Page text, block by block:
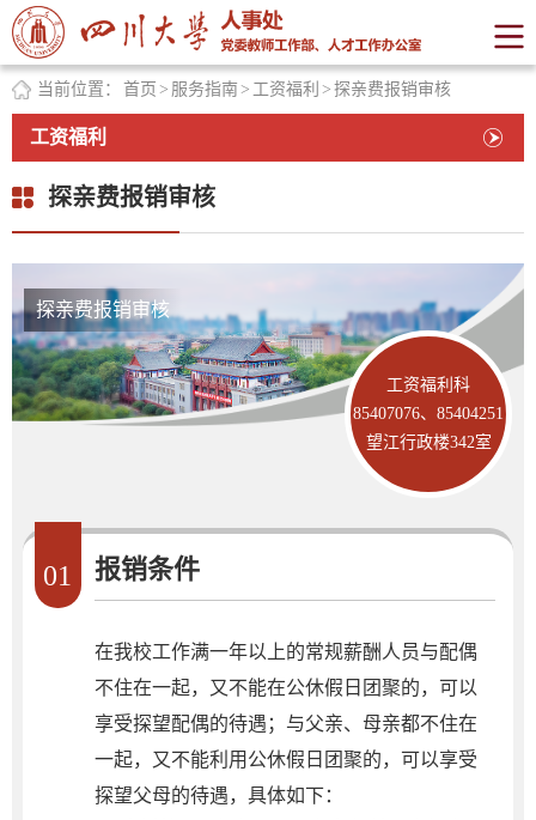
当前位置： 首页 > 服务指南 > 工资福利 > 探亲费报销审核
工资福利
探亲费报销审核
探亲费报销审核
工资福利科
85407076、85404251
望江行政楼342室
01 报销条件
在我校工作满一年以上的常规薪酬人员与配偶
不住在一起，又不能在公休假日团聚的，可以
享受探望配偶的待遇；与父亲、母亲都不住在
一起，又不能利用公休假日团聚的，可以享受
探望父母的待遇，具体如下：